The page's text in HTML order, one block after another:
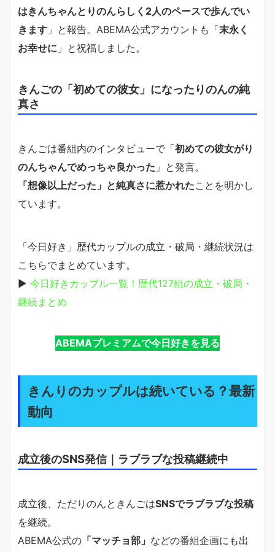
はきんちゃんとりのんらしく2人のペースで歩んでい
きます 」と報告。ABEMA公式アカウントも「末永く
お幸せに 」と祝福しました。
きんごの「初めての彼女」になったりのんの純
真さ
きんごは番組内のインタビューで「初めての彼女がり
のんちゃんでめっちゃ良かった 」と発言。
「想像以上だった」と純真さに惹かれたことを明かし
ています。
「今日好き」歴代カップルの成立・破局・継続状況は
こちらでまとめています。
▶ 今日好きカップル一覧！歴代127組の成立・破局・
継続まとめ
ABEMAプレミアムで今日好きを見る
きんりのカップルは続いている？最新
動向
成立後のSNS発信｜ラブラブな投稿継続中
成立後、ただりのんときんごはSNSでラブラブな投稿
を継続。
ABEMA公式の 「マッチョ部」 などの番組企画にも出